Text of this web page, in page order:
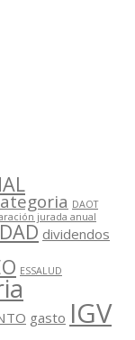
DAOT
jurada anual
dividendos
ESSALUD
gasto IGV